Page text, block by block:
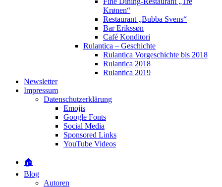
Krønen“
Restaurant „Bubba Svens“
Bar Erikssøn
Café Konditori
Rulantica – Geschichte
Rulantica Vorgeschichte bis 2018
Rulantica 2018
Rulantica 2019
Newsletter
Impressum
Datenschutzerklärung
Emojis
Google Fonts
Social Media
Sponsored Links
YouTube Videos
🏠
Blog
Autoren